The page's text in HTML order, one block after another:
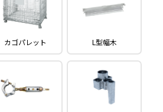
カゴパレット L型幅木